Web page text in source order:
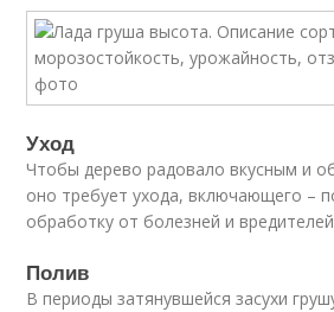
Уход
Чтобы дерево радовало вкусным и
оно требует ухода, включающего –
обработку от болезней и
Полив
В периоды затянувшейся засухи